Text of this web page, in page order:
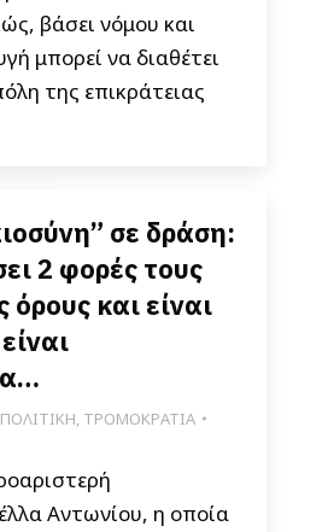
βάσει νόμου και
μπορεί να διαθέτει
της επικράτειας
σε δράση:
2 φορές τους
όρους και είναι
ΠΟΛΙΤΙΚΗ, ΤΡΟΜΟΚΡΑΤΙΑ
Αντωνίου, η οποία